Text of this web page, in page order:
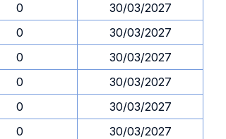
0
30/03/2027
0
30/03/2027
0
30/03/2027
0
30/03/2027
0
30/03/2027
0
30/03/2027